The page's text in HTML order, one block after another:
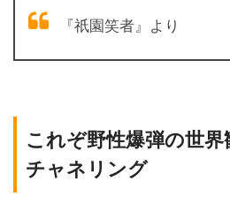
『祇園笑者』より
これぞ野性爆弾の世
チャネリング